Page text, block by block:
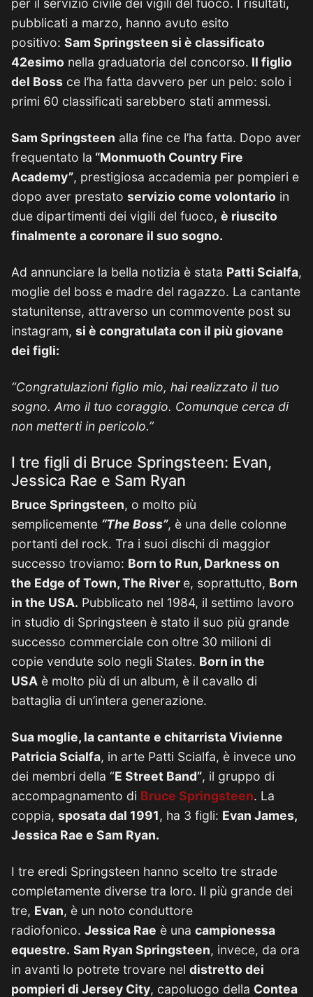
per il servizio civile dei vigili del fuoco. I risultati,
pubblicati a marzo, hanno avuto esito
positivo: Sam Springsteen si è classificato
42esimo nella graduatoria del concorso. Il figlio
del Boss ce l’ha fatta davvero per un pelo: solo i
primi 60 classificati sarebbero stati ammessi.
Sam Springsteen alla fine ce l’ha fatta. Dopo aver
frequentato la “Monmuoth Country Fire
Academy”, prestigiosa accademia per pompieri e
dopo aver prestato servizio come volontario in
due dipartimenti dei vigili del fuoco, è riuscito
finalmente a coronare il suo sogno.
Ad annunciare la bella notizia è stata Patti Scialfa,
moglie del boss e madre del ragazzo. La cantante
statunitense, attraverso un commovente post su
instagram, si è congratulata con il più giovane
dei figli:
“Congratulazioni figlio mio, hai realizzato il tuo
sogno. Amo il tuo coraggio. Comunque cerca di
non metterti in pericolo.”
I tre figli di Bruce Springsteen: Evan,
Jessica Rae e Sam Ryan
Bruce Springsteen, o molto più
semplicemente “The Boss”, è una delle colonne
portanti del rock. Tra i suoi dischi di maggior
successo troviamo: Born to Run, Darkness on
the Edge of Town, The River e, soprattutto, Born
in the USA. Pubblicato nel 1984, il settimo lavoro
in studio di Springsteen è stato il suo più grande
successo commerciale con oltre 30 milioni di
copie vendute solo negli States. Born in the
USA è molto più di un album, è il cavallo di
battaglia di un’intera generazione.
Sua moglie, la cantante e chitarrista Vivienne
Patricia Scialfa, in arte Patti Scialfa, è invece uno
dei membri della “E Street Band”, il gruppo di
accompagnamento di Bruce Springsteen. La
coppia, sposata dal 1991, ha 3 figli: Evan James,
Jessica Rae e Sam Ryan.
I tre eredi Springsteen hanno scelto tre strade
completamente diverse tra loro. Il più grande dei
tre, Evan, è un noto conduttore
radiofonico. Jessica Rae è una campionessa
equestre. Sam Ryan Springsteen, invece, da ora
in avanti lo potrete trovare nel distretto dei
pompieri di Jersey City, capoluogo della Contea